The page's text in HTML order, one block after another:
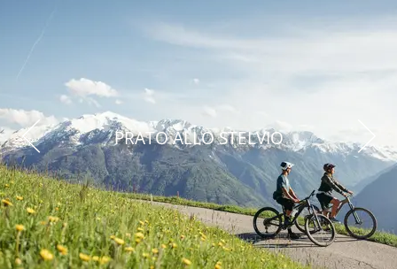
PRATO ALLO STELVIO